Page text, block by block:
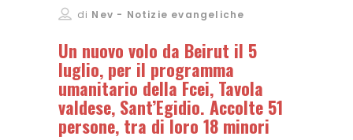
di Nev - Notizie evangeliche
Un nuovo volo da Beirut il 5
luglio, per il programma
umanitario della Fcei, Tavola
valdese, Sant’Egidio. Accolte 51
persone, tra di loro 18 minori